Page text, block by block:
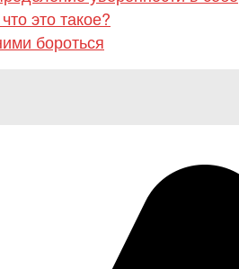
это такое?
бороться